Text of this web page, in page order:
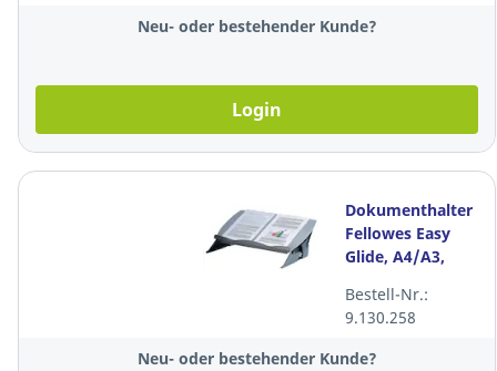
Neu- oder bestehender Kunde?
Login
Dokumenthalter
Fellowes Easy
Glide, A4/A3,
Bestell-Nr.:
9.130.258
Neu- oder bestehender Kunde?